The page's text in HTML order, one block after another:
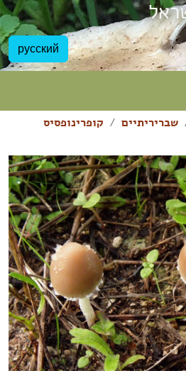
русский
שבריריתיים
קופרינופסיס